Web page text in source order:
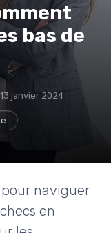
bas de
13 janvier 2024
naviguer
en